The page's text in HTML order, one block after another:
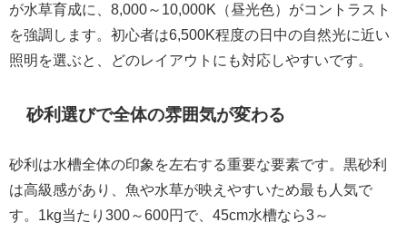
が水草育成に、8,000～10,000K（昼光色）がコントラスト
を強調します。初心者は6,500K程度の日中の自然光に近い
照明を選ぶと、どのレイアウトにも対応しやすいです。
砂利選びで全体の雰囲気が変わる
砂利は水槽全体の印象を左右する重要な要素です。黒砂利
は高級感があり、魚や水草が映えやすいため最も人気で
す。1kg当たり300～600円で、45cm水槽なら3～